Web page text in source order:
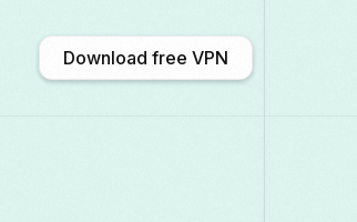
Download free VPN